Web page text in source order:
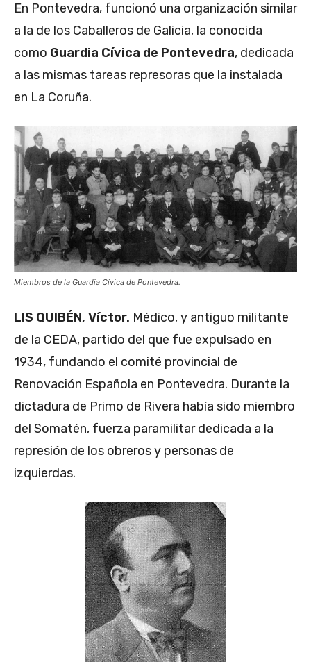
En Pontevedra, funcionó una organización similar
a la de los Caballeros de Galicia, la conocida
como Guardia Cívica de Pontevedra, dedicada
a las mismas tareas represoras que la instalada
en La Coruña.
Miembros de la Guardia Cívica de Pontevedra.
LIS QUIBÉN, Víctor. Médico, y antiguo militante
de la CEDA, partido del que fue expulsado en
1934, fundando el comité provincial de
Renovación Española en Pontevedra. Durante la
dictadura de Primo de Rivera había sido miembro
del Somatén, fuerza paramilitar dedicada a la
represión de los obreros y personas de
izquierdas.